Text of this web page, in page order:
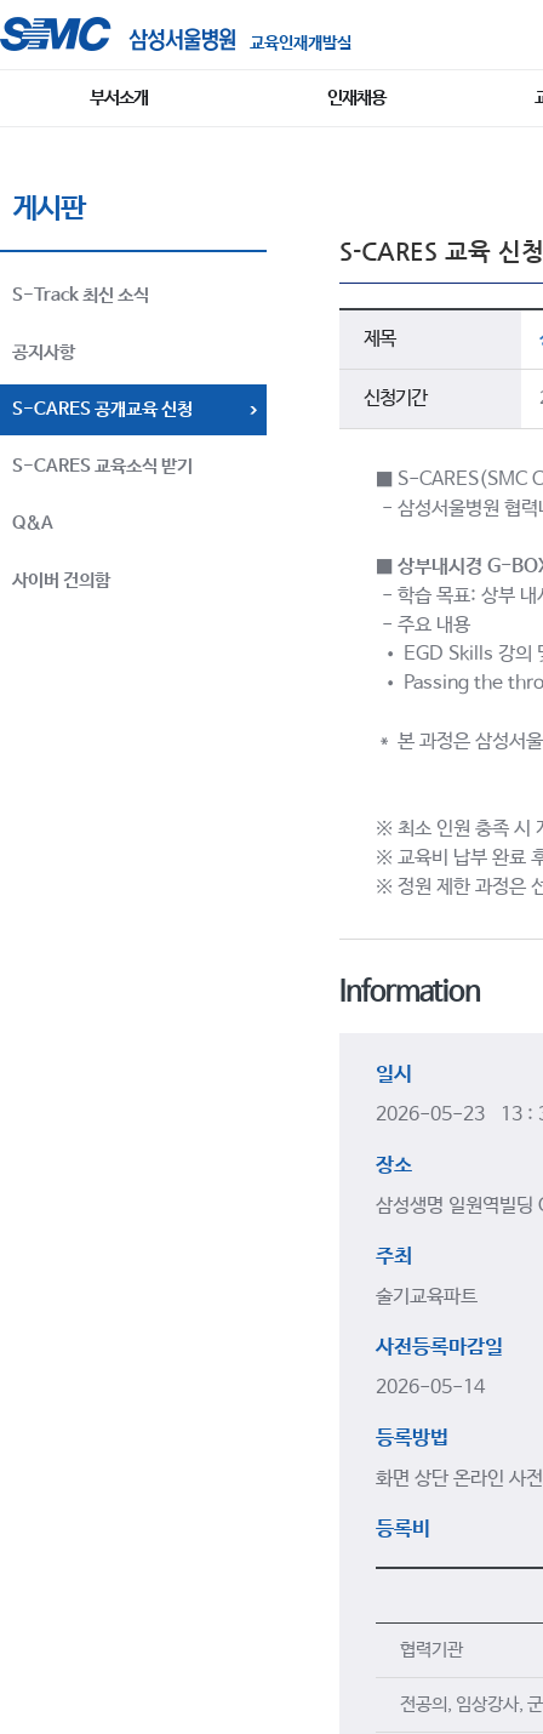
교육인재개발실
부서소개 인재채용
게시판
S-Track 최신 소식
공지사항
S-CARES 공개교육 신청
S-CARES 교육소식 받기
Q&A
사이버 건의함
S-CARES 교육 신
제목
신청기간
■ S-CARES(SMC
- 삼성서울병원 협력
■ 상부내시경 G-
- 학습 목표: 상부 내
- 주요 내용
• EGD Skills 강의
• Passing the
＊ 본 과정은 삼성서
※ 최소 인원 충족 시
※ 교육비 납부 완료
※ 정원 제한 과정은
Information
일시
2026-05-23 13
장소
삼성생명 일원역빌딩
주최
술기교육파트
사전등록마감일
2026-05-14
등록방법
화면 상단 온라인 사
등록비
협력기관
전공의, 임상강사,